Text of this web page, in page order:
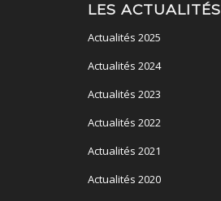
LES ACTUALITÉS
Actualités 2025
Actualités 2024
Actualités 2023
Actualités 2022
Actualités 2021
Actualités 2020